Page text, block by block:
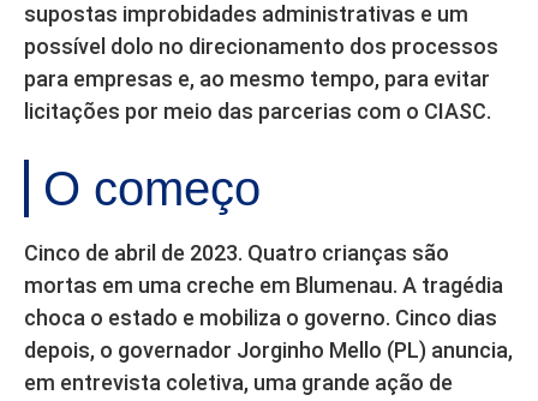
supostas improbidades administrativas e um
possível dolo no direcionamento dos processos
para empresas e, ao mesmo tempo, para evitar
licitações por meio das parcerias com o CIASC.
O começo
Cinco de abril de 2023. Quatro crianças são
mortas em uma creche em Blumenau. A tragédia
choca o estado e mobiliza o governo. Cinco dias
depois, o governador Jorginho Mello (PL) anuncia,
em entrevista coletiva, uma grande ação de